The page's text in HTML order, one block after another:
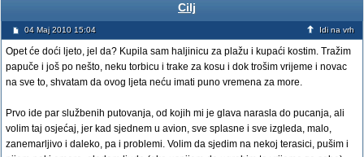
Cilj
04 Maj 2010 15:04 Idi na vrh
Opet će doći ljeto, jel da? Kupila sam haljinicu za plažu i kupaći kostim. Tražim
papuče i još po nešto, neku torbicu i trake za kosu i dok trošim vrijeme i novac
na sve to, shvatam da ovog ljeta neću imati puno vremena za more.
Prvo ide par službenih putovanja, od kojih mi je glava narasla do pucanja, ali
volim taj osjećaj, jer kad sjednem u avion, sve splasne i sve izgleda, malo,
zanemarljivo i daleko, pa i problemi. Volim da sjedim na nekoj terasici, pušim i